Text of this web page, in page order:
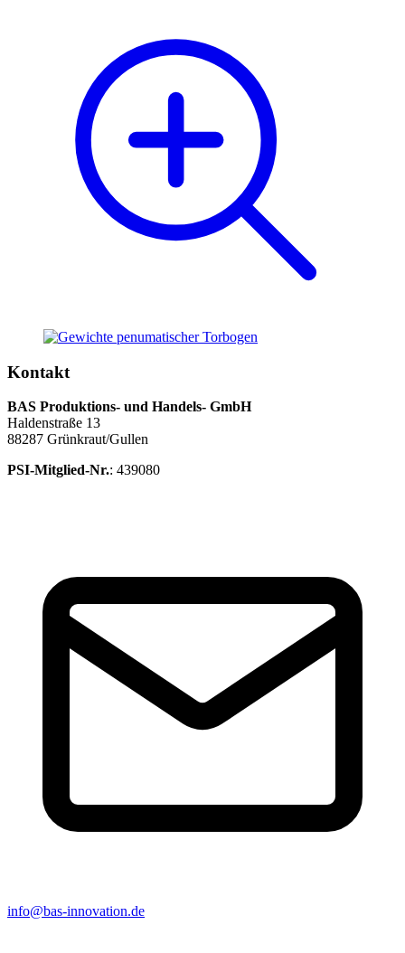
Kontakt
BAS Produktions- und Handels- GmbH
Haldenstraße 13
88287 Grünkraut/Gullen
PSI-Mitglied-Nr.: 439080
info@bas-innovation.de